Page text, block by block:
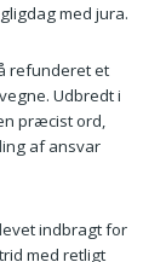
med jura.
refunderet et
Udbredt i
præcist ord,
af ansvar
indbragt for
med retligt